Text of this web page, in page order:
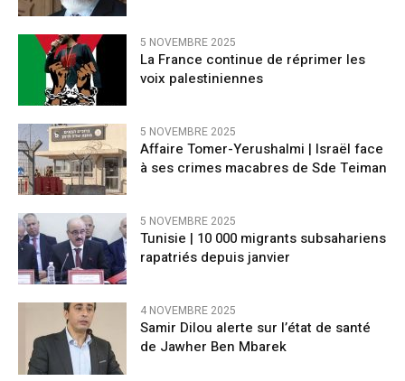
5 NOVEMBRE 2025
La France continue de réprimer les
voix palestiniennes
5 NOVEMBRE 2025
Affaire Tomer-Yerushalmi | Israël face
à ses crimes macabres de Sde Teiman
5 NOVEMBRE 2025
Tunisie | 10 000 migrants subsahariens
rapatriés depuis janvier
4 NOVEMBRE 2025
Samir Dilou alerte sur l’état de santé
de Jawher Ben Mbarek